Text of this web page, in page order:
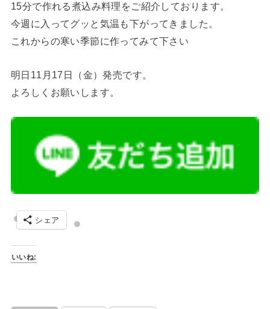
15分で作れる煮込み料理をご紹介しております。
今週に入ってグッと気温も下がってきました。
これからの寒い季節に作ってみて下さい
明日11月17日（金）発売です。
よろしくお願いします。
シェア
いいね: